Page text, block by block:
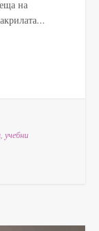
на
, учебни